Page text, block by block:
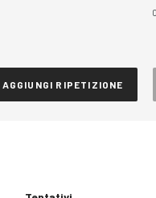
0
AGGIUNGI RIPETIZIONE